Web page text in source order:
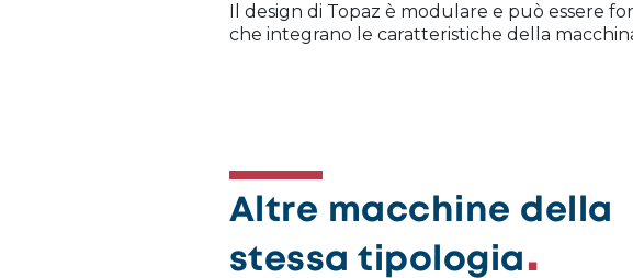
Il design di Topaz è modulare e può essere
che integrano le caratteristiche della
Altre macchine della
stessa tipologia